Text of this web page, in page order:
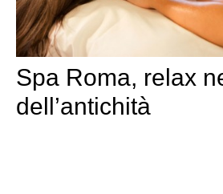
Spa Roma, relax
dell’antichità